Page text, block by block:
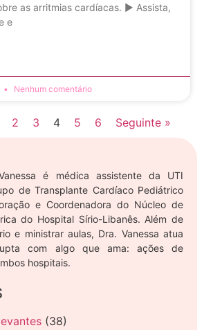
as arritmias cardíacas. ▶ Assista,
e
Nenhum comentário
2 3 4 5 6 Seguinte »
é médica assistente da UTI
de Transplante Cardíaco Pediátrico
e Coordenadora do Núcleo de
do Hospital Sírio-Libanês. Além de
e ministrar aulas, Dra. Vanessa atua
com algo que ama: ações de
hospitais.
(38)